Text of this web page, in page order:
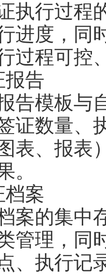
执行过程
进度，同
过程可控
告
告模板与
证数量、
表、报表
。
案
案的集中
管理，同
、执行记